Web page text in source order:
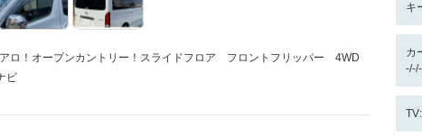
ロ！オープンカントリー！スライドフロア フロントフリッパー 4WD
ビ
キ
カ